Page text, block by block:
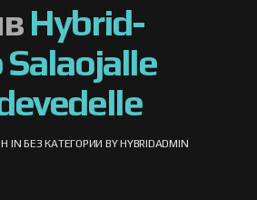
Hybrid-
Salaojalle
INБЕЗ КАТЕГОРИИ BYHYBRIDADMIN